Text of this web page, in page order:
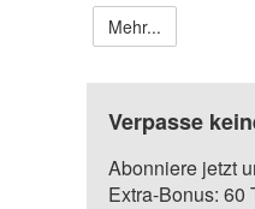
Mehr...
Verpasse
Abonniere jetzt
Extra-Bonus: 60